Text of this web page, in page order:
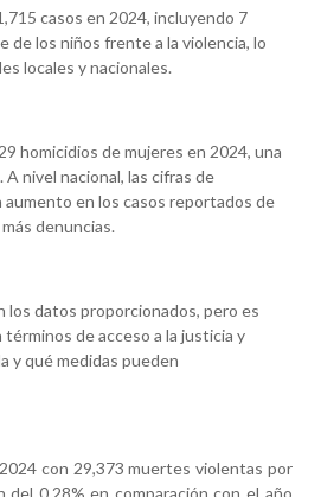
casos en 2024, incluyendo 7
los niños frente a la violencia, lo
locales y nacionales.
homicidios de mujeres en 2024, una
nivel nacional, las cifras de
en los casos reportados de
denuncias.
los datos proporcionados, pero es
de acceso a la justicia y
y qué medidas pueden
con 29,373 muertes violentas por